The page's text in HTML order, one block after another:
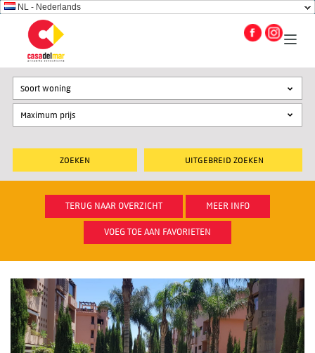
NL - Nederlands
UITGEBREID ZOEKEN
Soort woning
TERUG NAAR OVERZICHT MEER INFO
VOEG TOE AAN FAVORIETEN